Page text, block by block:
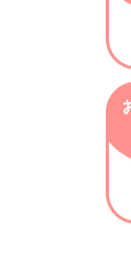
第19回 衛生仮説の
第18回 乳酸菌と
第17回 ノーベル賞
第16回 放射線の
第12回 植物の話